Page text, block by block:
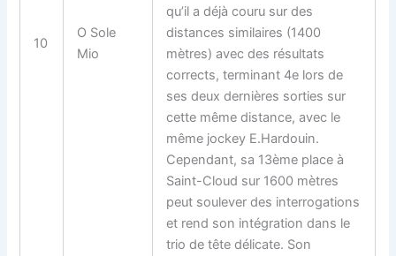
10
O Sole
Mio
qu’il a déjà couru sur des
distances similaires (1400
mètres) avec des résultats
corrects, terminant 4e lors de
ses deux dernières sorties sur
cette même distance, avec le
même jockey E.Hardouin.
Cependant, sa 13ème place à
Saint-Cloud sur 1600 mètres
peut soulever des interrogations
et rend son intégration dans le
trio de tête délicate. Son